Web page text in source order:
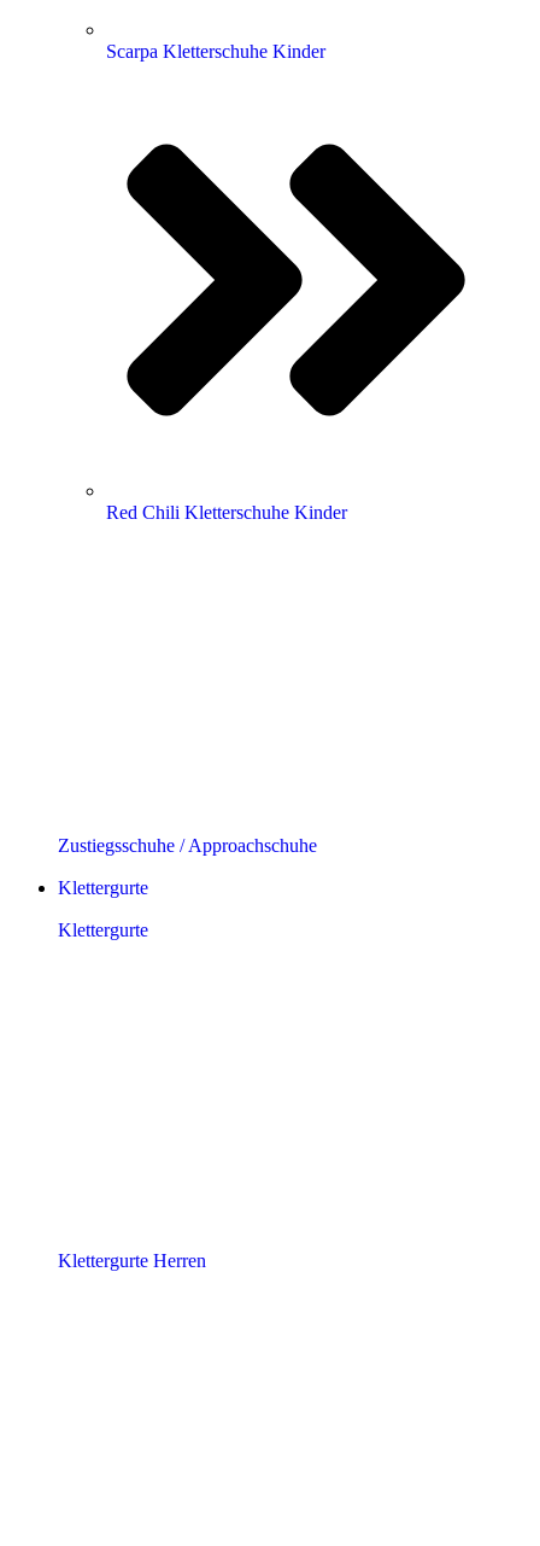
Scarpa Kletterschuhe Kinder
Red Chili Kletterschuhe Kinder
Zustiegsschuhe / Approachschuhe
Klettergurte
Klettergurte
Klettergurte Herren